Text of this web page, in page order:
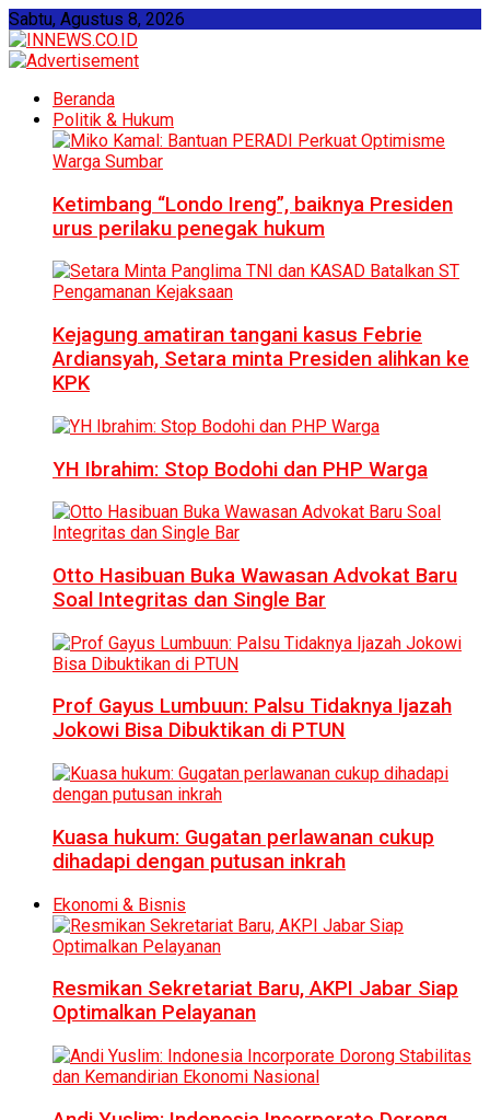
Sabtu, Agustus 8, 2026
Beranda
Politik & Hukum
Ketimbang “Londo Ireng”, baiknya Presiden
urus perilaku penegak hukum
Kejagung amatiran tangani kasus Febrie
Ardiansyah, Setara minta Presiden alihkan ke
KPK
YH Ibrahim: Stop Bodohi dan PHP Warga
Otto Hasibuan Buka Wawasan Advokat Baru
Soal Integritas dan Single Bar
Prof Gayus Lumbuun: Palsu Tidaknya Ijazah
Jokowi Bisa Dibuktikan di PTUN
Kuasa hukum: Gugatan perlawanan cukup
dihadapi dengan putusan inkrah
Ekonomi & Bisnis
Resmikan Sekretariat Baru, AKPI Jabar Siap
Optimalkan Pelayanan